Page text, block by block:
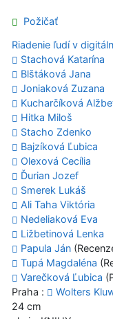
Požičať
Riadenie ľudí v
Stachová Katarína
Blštáková Jana
Joniaková Zuzana
Kucharčíková
Hitka Miloš
Stacho Zdenko
Bajzíková Ľubica
Olexová Cecília
Ďurian Jozef
Smerek Lukáš
Ali Taha Viktória
Nedeliaková Eva
Ližbetinová Lenka
Papula Ján
Tupá Magdaléna
Varečková Ľubica
Praha :
Wolters
24 cm